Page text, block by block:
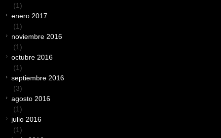
(1)
enero 2017
(1)
noviembre 2016
(1)
octubre 2016
(1)
septiembre 2016
(3)
agosto 2016
(1)
julio 2016
(1)